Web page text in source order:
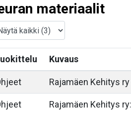
materiaalit
Kuvaus
Rajamäen Kehitys
Rajamäen Kehitys